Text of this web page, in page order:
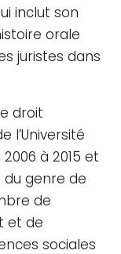
inclut son
orale
juristes dans
droit
l’Université
à 2015 et
du genre de
de
et de
sociales